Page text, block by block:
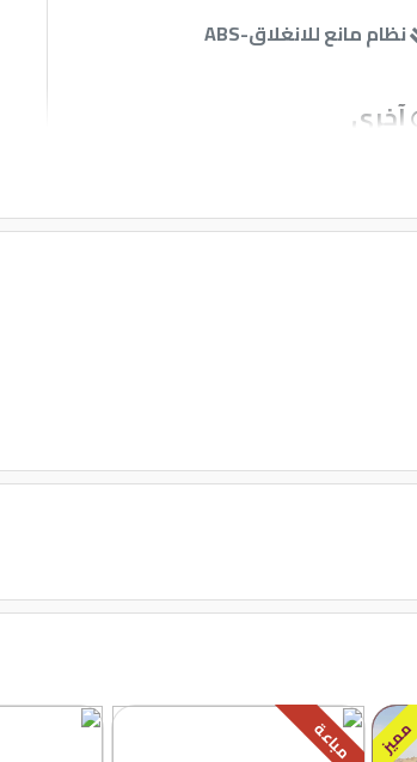
نظام مانع للانغلاق-ABS
آخرى
مباعة